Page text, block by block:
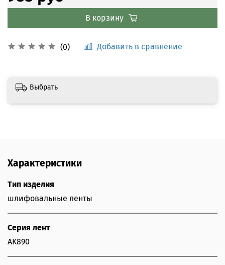
(0) Добавить в сравнение
В корзину
Выбрать
Характеристики
Тип изделия
шлифовальные ленты
Серия лент
AK890